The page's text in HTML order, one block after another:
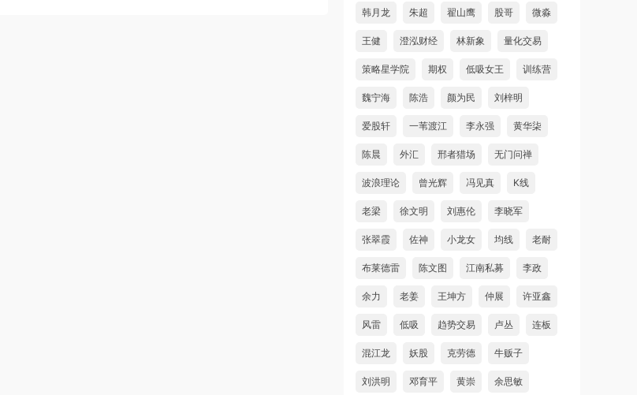
韩月龙 朱超 翟山鹰 股哥 微淼
王健 澄泓财经 林新象 量化交易
策略星学院 期权 低吸女王 训练营
魏宁海 陈浩 颜为民 刘梓明
爱股轩 一苇渡江 李永强 黄华柒
陈晨 外汇 邢者猎场 无门问禅
波浪理论 曾光辉 冯见真 K线
老梁 徐文明 刘惠伦 李晓军
张翠霞 佐神 小龙女 均线 老耐
布莱德雷 陈文图 江南私募 李政
余力 老姜 王坤方 仲展 许亚鑫
风雷 低吸 趋势交易 卢丛 连板
混江龙 妖股 克劳德 牛贩子
刘洪明 邓育平 黄崇 余思敏